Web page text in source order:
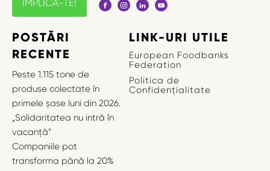
IMPLICĂ-TE!
POSTĂRI
RECENTE
Peste 1.115 tone de
produse colectate în
primele șase luni din 2026.
„Solidaritatea nu intră în
vacanță”
Companiile pot
transforma până la 20%
LINK-URI UTILE
European Foodbanks
Federation
Politica de
Confidențialitate